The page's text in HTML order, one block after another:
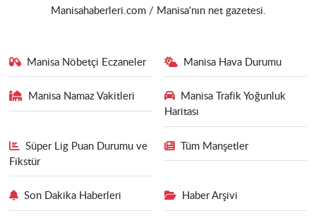
Manisahaberleri.com / Manisa'nın net gazetesi.
Manisa Nöbetçi Eczaneler Manisa Hava Durumu
Manisa Namaz Vakitleri
Manisa Trafik Yoğunluk
Haritası
Süper Lig Puan Durumu ve
Fikstür
Tüm Manşetler
Son Dakika Haberleri Haber Arşivi